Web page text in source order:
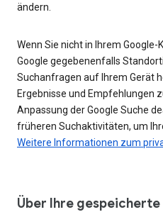
ändern.
Wenn Sie nicht in Ihrem
Google gegebenenfalls
Suchanfragen auf Ihrem Gerät
Ergebnisse und Empfehlungen
Anpassung der Google Suche
früheren Suchaktivitäten, um
Weitere Informationen zum
Über Ihre